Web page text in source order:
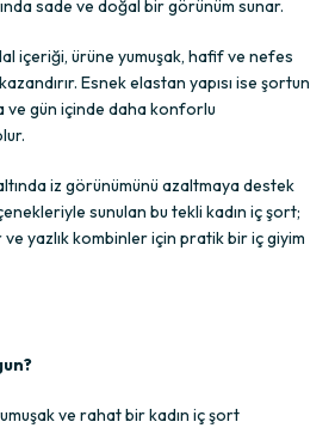
sade ve doğal bir görünüm sunar.
içeriği, ürüne yumuşak, hafif ve nefes
Esnek elastan yapısı ise şortun
ve gün içinde daha konforlu
iz görünümünü azaltmaya destek
sunulan bu tekli kadın iç şort;
ve yazlık kombinler için pratik bir iç giyim
ve rahat bir kadın iç şort